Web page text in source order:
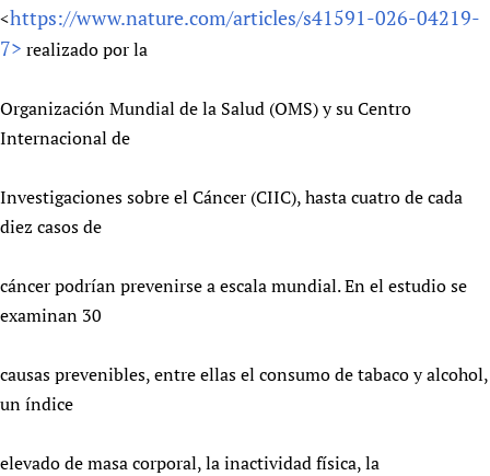
Newborn Care
<https://www.nature.com/articles/s41591-026-04219-
7> realizado por la
Organización Mundial de la Salud (OMS) y su Centro
Internacional de
Investigaciones sobre el Cáncer (CIIC), hasta cuatro de cada
diez casos de
cáncer podrían prevenirse a escala mundial. En el estudio se
examinan 30
causas prevenibles, entre ellas el consumo de tabaco y alcohol,
un índice
elevado de masa corporal, la inactividad física, la